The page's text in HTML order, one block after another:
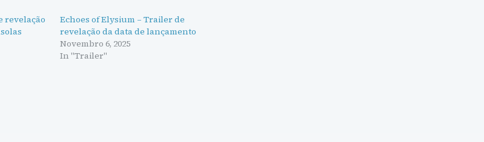
revelação
Echoes of Elysium – Trailer de
revelação da data de lançamento
Novembro 6, 2025
In "Trailer"